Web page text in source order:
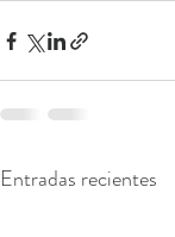
Entradas recientes